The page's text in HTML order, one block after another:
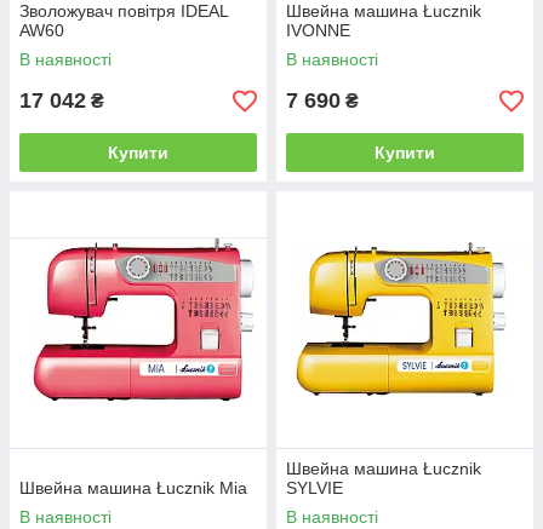
Зволожувач повітря IDEAL
AW60
В наявності
17 042 ₴
Купити
Швейна машина Łucznik
IVONNE
В наявності
7 690 ₴
Купити
Швейна машина Łucznik Mia
В наявності
Швейна машина Łucznik
SYLVIE
В наявності